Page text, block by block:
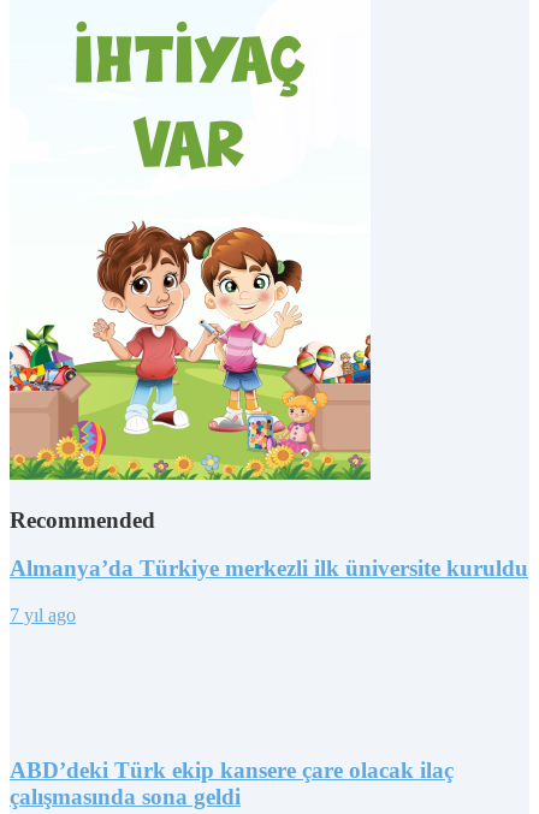
Recommended
Almanya’da Türkiye merkezli ilk üniversite kuruldu
7 yıl ago
ABD’deki Türk ekip kansere çare olacak ilaç
çalışmasında sona geldi